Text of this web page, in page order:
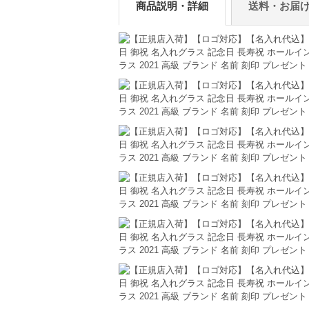
商品説明・詳細 送料・お届